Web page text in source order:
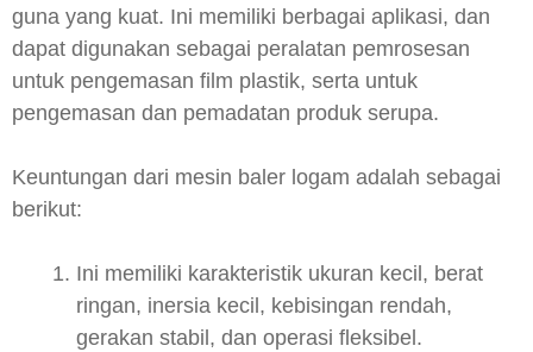
guna yang kuat. Ini memiliki berbagai aplikasi, dan
dapat digunakan sebagai peralatan pemrosesan
untuk pengemasan film plastik, serta untuk
pengemasan dan pemadatan produk serupa.
Keuntungan dari mesin baler logam adalah sebagai
berikut:
Ini memiliki karakteristik ukuran kecil, berat
ringan, inersia kecil, kebisingan rendah,
gerakan stabil, dan operasi fleksibel.